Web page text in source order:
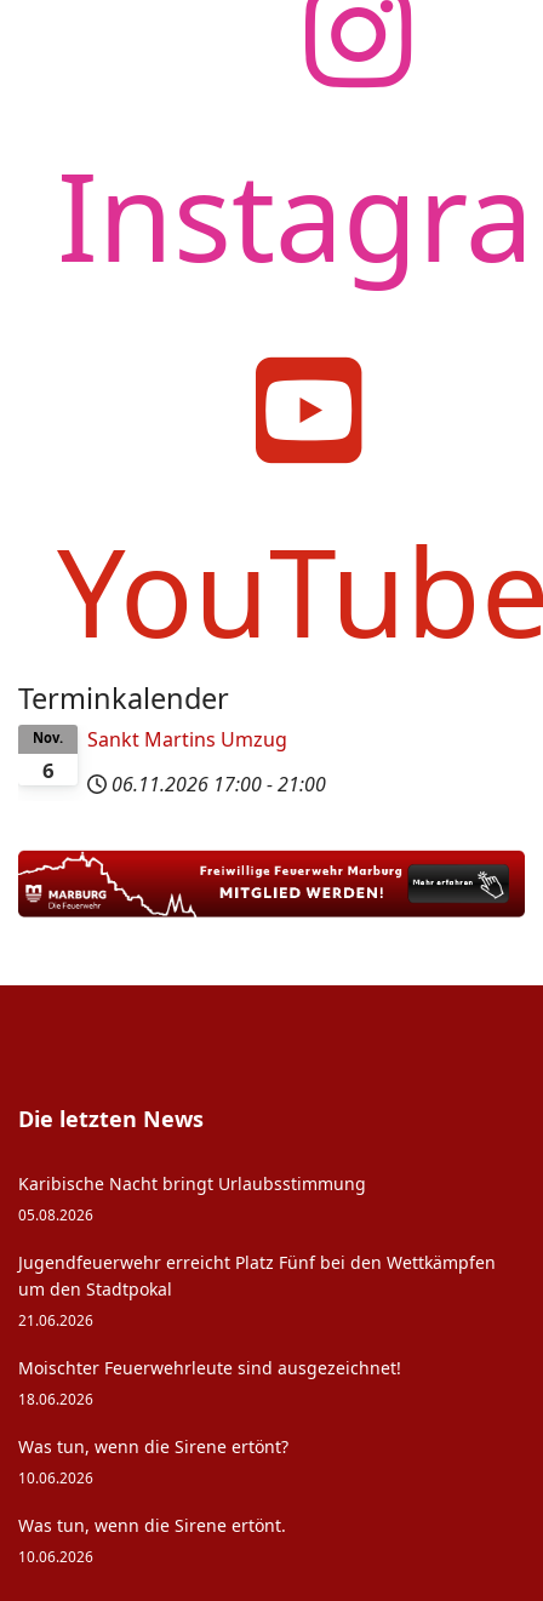
Terminkalender
6
Nov.
Sankt Martins Umzug
06.11.2026 17:00-21:00
Die letzten News
Karibische Nacht bringt Urlaubsstimmung
05.08.2026
Jugendfeuerwehr erreicht Platz Fünf bei den Wettkämpfen
um den Stadtpokal
21.06.2026
Moischter Feuerwehrleute sind ausgezeichnet!
18.06.2026
Was tun, wenn die Sirene ertönt?
10.06.2026
Was tun, wenn die Sirene ertönt.
10.06.2026